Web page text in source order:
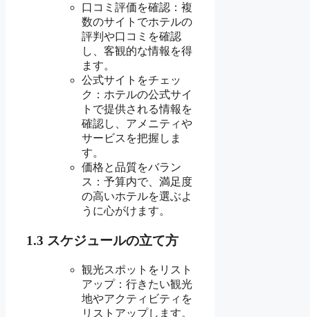
口コミ評価を確認：複
数のサイトでホテルの
評判や口コミを確認
し、客観的な情報を得
ます。
公式サイトをチェッ
ク：ホテルの公式サイ
トで提供される情報を
確認し、アメニティや
サービスを把握しま
す。
価格と品質をバラン
ス：予算内で、満足度
の高いホテルを選ぶよ
うに心がけます。
1.3 スケジュールの立て方
観光スポットをリスト
アップ：行きたい観光
地やアクティビティを
リストアップします。